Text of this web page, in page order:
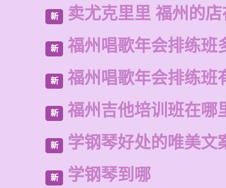
新 卖尤克里里 福州的
新 福州唱歌年会排练班
新 福州唱歌年会排练班
新 福州吉他培训班在哪
新 学钢琴好处的唯美文
新 学钢琴到哪